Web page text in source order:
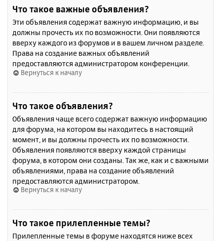
Что такое важные объявления?
Эти объявления содержат важную информацию, и вы
должны прочесть их по возможности. Они появляются
вверху каждого из форумов и в вашем личном разделе.
Права на создание важных объявлений
предоставляются администратором конференции.
Вернуться к началу
Что такое объявления?
Объявления чаще всего содержат важную информацию
для форума, на котором вы находитесь в настоящий
момент, и вы должны прочесть их по возможности.
Объявления появляются вверху каждой страницы
форума, в котором они созданы. Так же, как и с важными
объявлениями, права на создание объявлений
предоставляются администратором.
Вернуться к началу
Что такое прилепленные темы?
Прилепленные темы в форуме находятся ниже всех